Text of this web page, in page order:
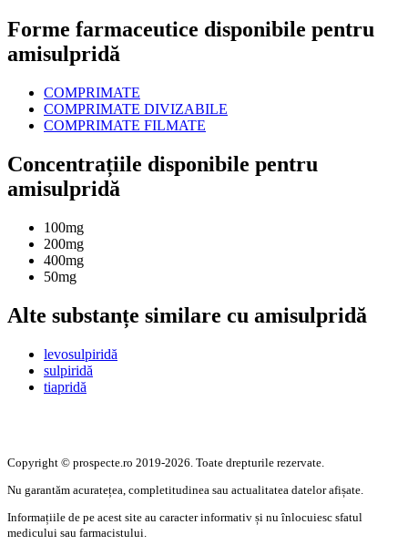
Forme farmaceutice disponibile pentru
amisulpridă
COMPRIMATE
COMPRIMATE DIVIZABILE
COMPRIMATE FILMATE
Concentrațiile disponibile pentru
amisulpridă
100mg
200mg
400mg
50mg
Alte substanțe similare cu amisulpridă
levosulpiridă
sulpiridă
tiapridă
Copyright © prospecte.ro 2019-2026. Toate drepturile rezervate.
Nu garantăm acuratețea, completitudinea sau actualitatea datelor afișate.
Informațiile de pe acest site au caracter informativ și nu înlocuiesc sfatul
medicului sau farmacistului.